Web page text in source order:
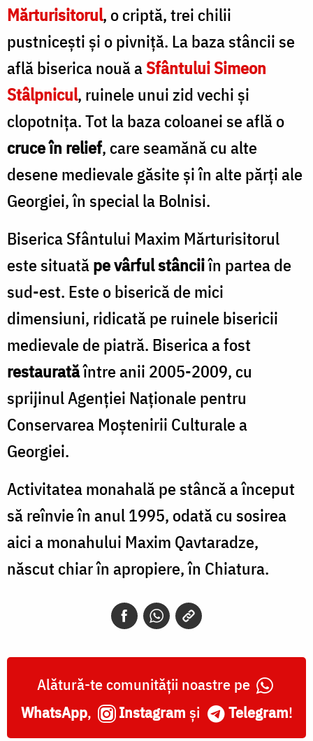
Mărturisitorul, o criptă, trei chilii
pustnicești şi o pivniță. La baza stâncii se
află biserica nouă aSfântului Simeon
Stâlpnicul, ruinele unui zid vechi și
clopotnița. Tot la baza coloanei se află o
cruce în relief, care seamănă cu alte
desene medievale găsite și în alte părți ale
Georgiei, în special la Bolnisi.
Biserica Sfântului Maxim Mărturisitorul
este situatăpe vârful stânciiîn partea de
sud-est. Este o biserică de mici
dimensiuni, ridicată pe ruinele bisericii
medievale de piatră. Biserica a fost
restauratăîntre anii 2005-2009, cu
sprijinul Agenţiei Naţionale pentru
Conservarea Moştenirii Culturale a
Georgiei.
Activitatea monahală pe stâncă a început
să reînvie în anul 1995, odată cu sosirea
aici a monahului Maxim Qavtaradze,
născut chiar în apropiere, în Chiatura.
Alătură-te comunității noastre pe
WhatsApp, Instagram și Telegram!